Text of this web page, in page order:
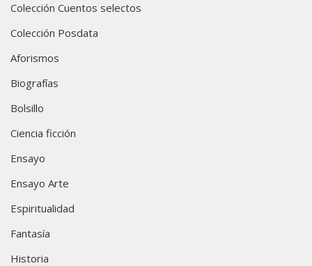
Colección Cuentos selectos
Colección Posdata
Aforismos
Biografías
Bolsillo
Ciencia ficción
Ensayo
Ensayo Arte
Espiritualidad
Fantasía
Historia